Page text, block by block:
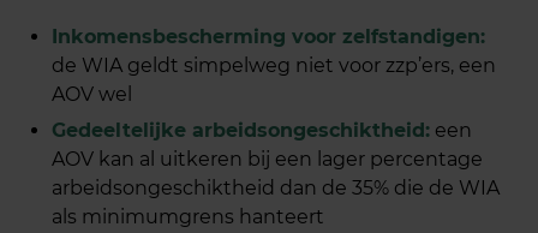
Inkomensbescherming voor zelfstandigen:
de WIA geldt simpelweg niet voor zzp’ers, een
AOV wel
Gedeeltelijke arbeidsongeschiktheid: een
AOV kan al uitkeren bij een lager percentage
arbeidsongeschiktheid dan de 35% die de WIA
als minimumgrens hanteert